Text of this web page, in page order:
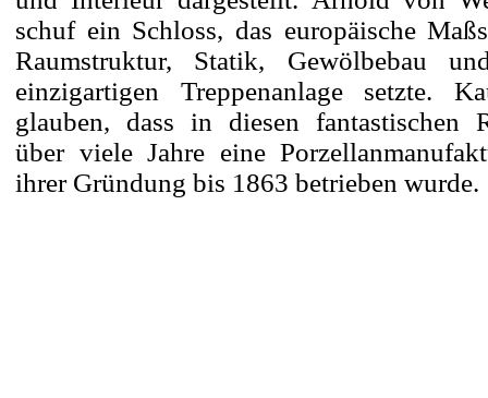
schuf ein Schloss, das europäische
Raumstruktur, Statik, Gewölbebau
einzigartigen Treppenanlage setzte.
glauben, dass in diesen fantastischen
über viele Jahre eine
ihrer Gründung bis 1863 betrieben wurde.